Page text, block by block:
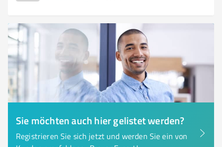
Sie möchten auch hier gelistet werden?
Registrieren Sie sich jetzt und werden Sie ein von